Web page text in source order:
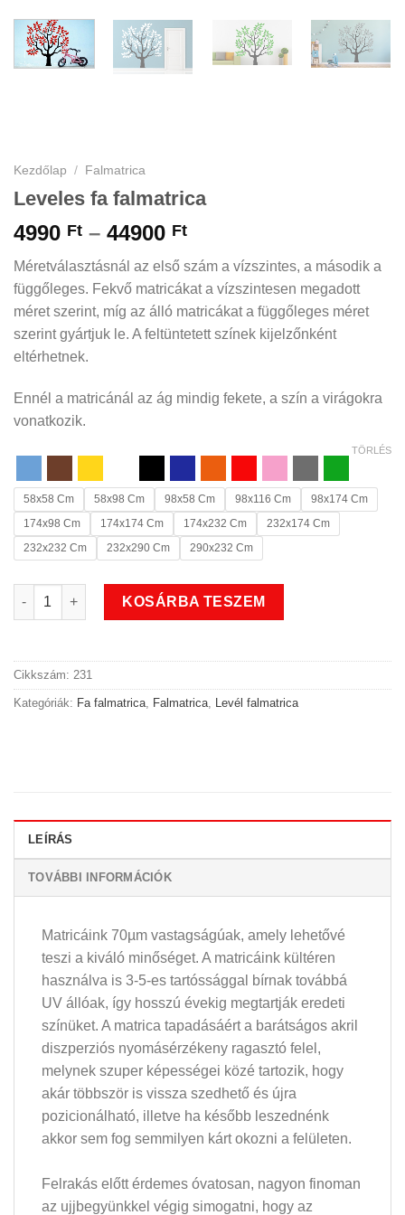
Kezdőlap / Falmatrica
Leveles fa falmatrica
4990 Ft – 44900 FtÁrtartomány:
4990 Ft
-
44900 Ft
Méretválasztásnál az első szám a vízszintes, a második a
függőleges. Fekvő matricákat a vízszintesen megadott
méret szerint, míg az álló matricákat a függőleges méret
szerint gyártjuk le. A feltüntetett színek kijelzőnként
eltérhetnek.
Ennél a matricánál az ág mindig fekete, a szín a virágokra
vonatkozik.
58x58 Cm 58x98 Cm 98x58 Cm 98x116 Cm
98x174 Cm
174x98 Cm
174x174 Cm 174x232 Cm
232x174 Cm
232x232 Cm
232x290 Cm 290x232 Cm
TÖRLÉS
Leveles fa falmatrica mennyiség
KOSÁRBA TESZEM
Cikkszám: 231
Kategóriák: Fa falmatrica Falmatrica Levél falmatrica
LEÍRÁS
TOVÁBBI INFORMÁCIÓK
Matricáink 70µm vastagságúak, amely lehetővé
teszi a kiváló minőséget. A matricáink kültéren
használva is 3-5-es tartóssággal bírnak továbbá
UV állóak, így hosszú évekig megtartják eredeti
színüket. A matrica tapadásáért a barátságos akril
diszperziós nyomásérzékeny ragasztó felel,
melynek szuper képességei közé tartozik, hogy
akár többször is vissza szedhető és újra
pozicionálható, illetve ha később leszednénk
akkor sem fog semmilyen kárt okozni a felületen.
Felrakás előtt érdemes óvatosan, nagyon finoman
az ujjbegyünkkel végig simogatni, hogy az